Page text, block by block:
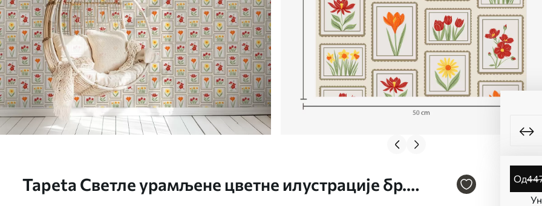
Tapeta Светле урамљене цветне илустрације бр.
од